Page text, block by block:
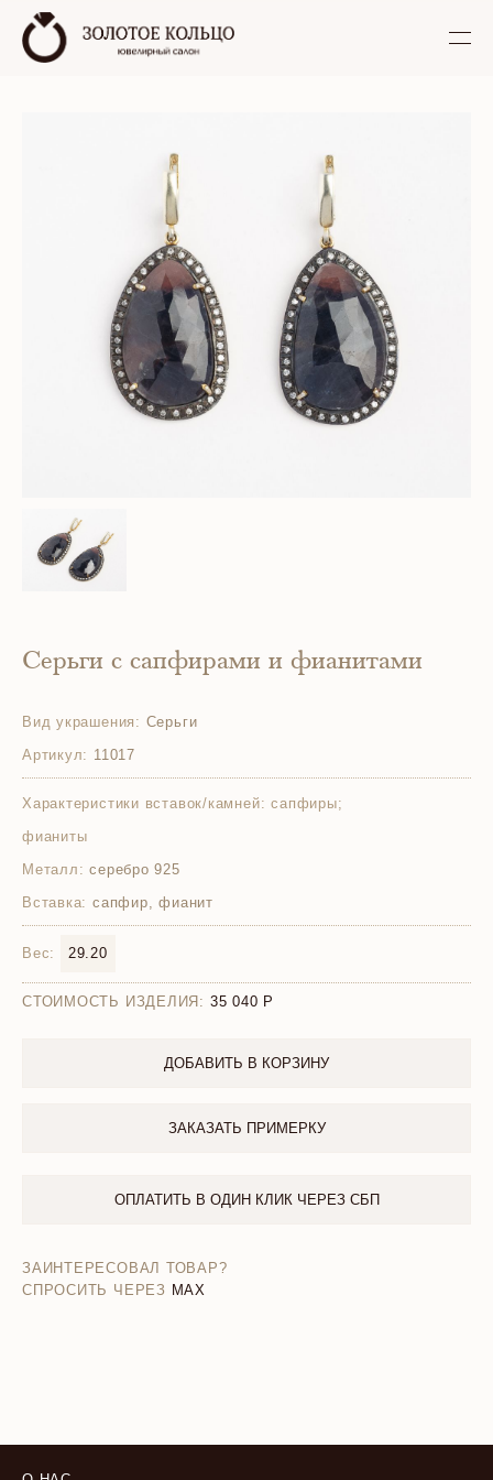
Серьги с сапфирами и фианитами
Вид украшения: Серьги
Артикул: 11017
Характеристики вставок/камней: сапфиры;
фианиты
Металл: серебро 925
Вставка: сапфир, фианит
Вес: 29.20
СТОИМОСТЬ ИЗДЕЛИЯ: 35 040
ДОБАВИТЬ В КОРЗИНУ
ЗАКАЗАТЬ ПРИМЕРКУ
ОПЛАТИТЬ В ОДИН КЛИК ЧЕРЕЗ СБП
ЗАИНТЕРЕСОВАЛ ТОВАР?
СПРОСИТЬ ЧЕРЕЗ MAX